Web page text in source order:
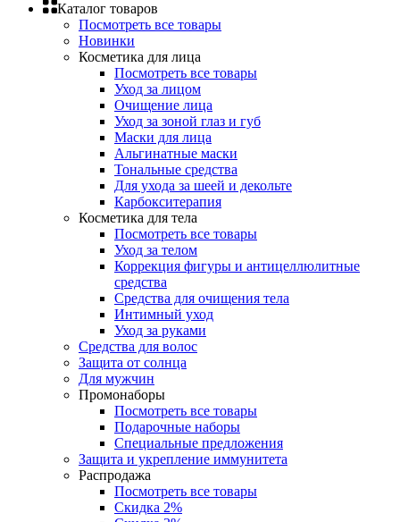
Каталог товаров
Посмотреть все товары
Новинки
Косметика для лица
Посмотреть все товары
Уход за лицом
Очищение лица
Уход за зоной глаз и губ
Маски для лица
Альгинатные маски
Тональные средства
Для ухода за шеей и декольте
Карбокситерапия
Косметика для тела
Посмотреть все товары
Уход за телом
Коррекция фигуры и антицеллюлитные
средства
Средства для очищения тела
Интимный уход
Уход за руками
Средства для волос
Защита от солнца
Для мужчин
Промонаборы
Посмотреть все товары
Подарочные наборы
Специальные предложения
Защита и укрепление иммунитета
Распродажа
Посмотреть все товары
Скидка 2%